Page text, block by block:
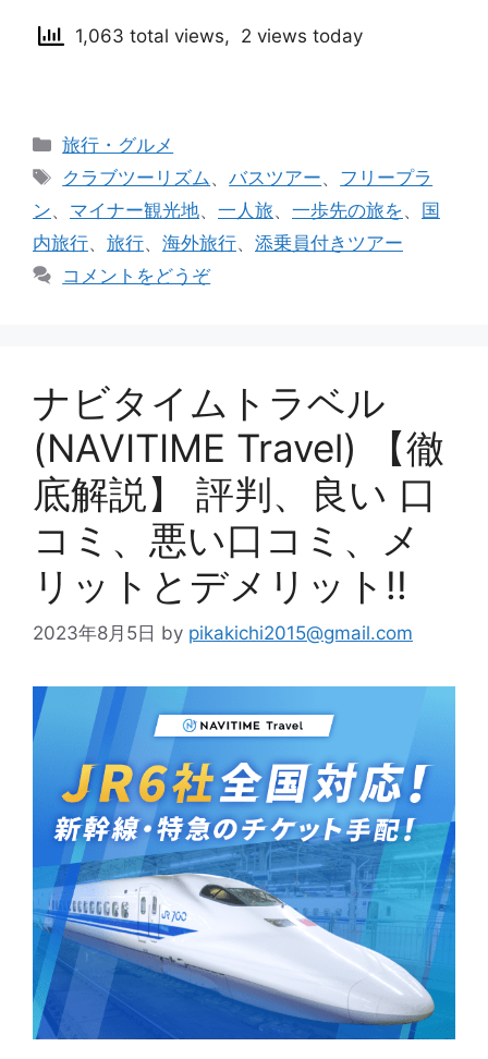
1,063 total views, 2 views today
カ
テ
リ
ー
旅行・グルメ
タ
グ
クラブツーリズム 、バスツアー、 フリープラ
ン、 マイナー観光地、 一人旅、 一歩先の旅を、 国
内旅行、 旅行、 海外旅行、 添乗員付きツアー
コメントをどうぞ
ナビタイムトラベル
(NAVITIME Travel) 【徹
底解説】 評判、良い 口
コミ、悪い口コミ、メ
リットとデメリット!!
2023年8月5日 by pikakichi2015@gmail.com